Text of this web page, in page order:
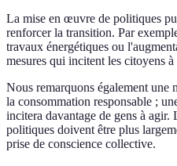
La mise en œuvre de politiques
renforcer la transition. Par
travaux énergétiques ou
mesures qui incitent les citoyens à
Nous remarquons également une
la consommation responsable ;
incitera davantage de gens à agir.
politiques doivent être plus
prise de conscience collective.